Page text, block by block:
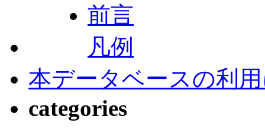
前言
凡例
本データベースの利
categories